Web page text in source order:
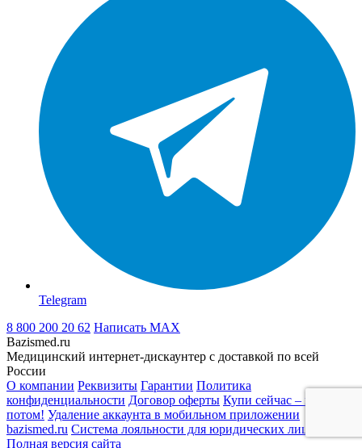
Telegram
8 800 200 20 62 Написать MAX
Bazismed.ru
Медицинский интернет-дискаунтер с доставкой по всей
России
О компании Реквизиты Гарантии Политика
конфиденциальности Договор оферты Купи сейчас – плати
потом! Удаление аккаунта в мобильном приложении
bazismed.ru Система лояльности для юридических лиц
Полная версия сайта